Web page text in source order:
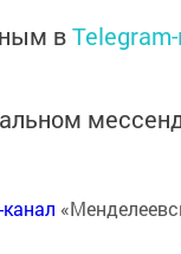
в